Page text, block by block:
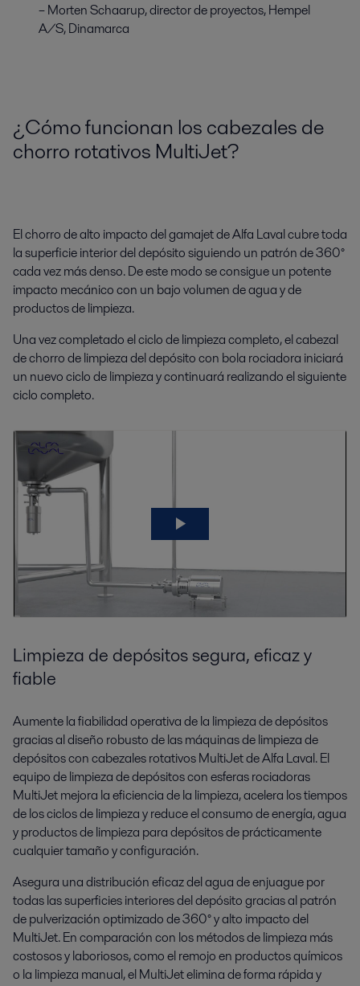
– Morten Schaarup, director de proyectos, Hempel
A/S, Dinamarca
¿Cómo funcionan los cabezales de
chorro rotativos MultiJet?
El chorro de alto impacto del gamajet de Alfa Laval cubre toda
la superficie interior del depósito siguiendo un patrón de 360°
cada vez más denso. De este modo se consigue un potente
impacto mecánico con un bajo volumen de agua y de
productos de limpieza.
Una vez completado el ciclo de limpieza completo, el cabezal
de chorro de limpieza del depósito con bola rociadora iniciará
un nuevo ciclo de limpieza y continuará realizando el siguiente
ciclo completo.
Limpieza de depósitos segura, eficaz y
fiable
Aumente la fiabilidad operativa de la limpieza de depósitos
gracias al diseño robusto de las máquinas de limpieza de
depósitos con cabezales rotativos MultiJet de Alfa Laval. El
equipo de limpieza de depósitos con esferas rociadoras
MultiJet mejora la eficiencia de la limpieza, acelera los tiempos
de los ciclos de limpieza y reduce el consumo de energía, agua
y productos de limpieza para depósitos de prácticamente
cualquier tamaño y configuración.
Asegura una distribución eficaz del agua de enjuague por
todas las superficies interiores del depósito gracias al patrón
de pulverización optimizado de 360° y alto impacto del
MultiJet. En comparación con los métodos de limpieza más
costosos y laboriosos, como el remojo en productos químicos
o la limpieza manual, el MultiJet elimina de forma rápida y